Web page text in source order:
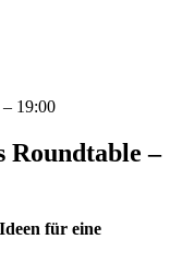
19:00
–
für eine